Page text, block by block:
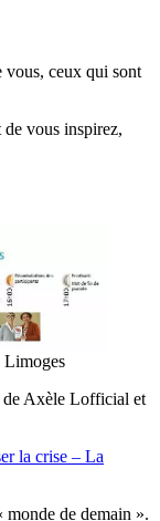
vous, ceux qui sont
vous inspirez,
Limoges
de Axèle Lofficial et
la crise – La
monde de demain ».